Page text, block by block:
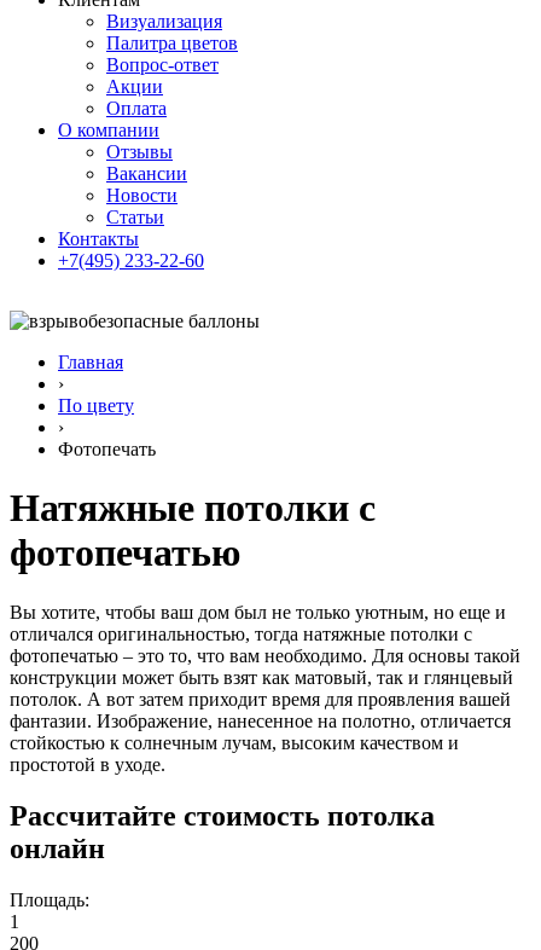
Визуализация
Палитра цветов
Вопрос-ответ
Акции
Оплата
О компании
Отзывы
Вакансии
Новости
Статьи
Контакты
+7(495) 233-22-60
Главная
›
По цвету
›
Фотопечать
Натяжные потолки с
фотопечатью
Вы хотите, чтобы ваш дом был не только уютным, но еще и
отличался оригинальностью, тогда натяжные потолки с
фотопечатью – это то, что вам необходимо. Для основы такой
конструкции может быть взят как матовый, так и глянцевый
потолок. А вот затем приходит время для проявления вашей
фантазии. Изображение, нанесенное на полотно, отличается
стойкостью к солнечным лучам, высоким качеством и
простотой в уходе.⁠
Рассчитайте стоимость потолка
онлайн
Площадь:
1
200